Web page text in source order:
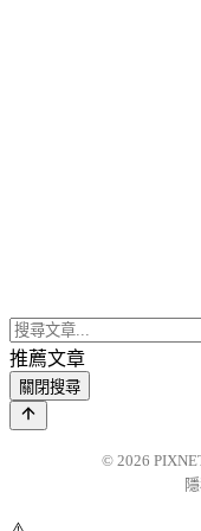
推薦文章
關閉搜尋
© 2026